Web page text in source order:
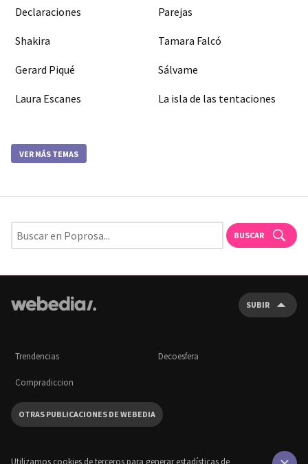
Declaraciones Parejas
Shakira Tamara Falcó
Gerard Piqué Sálvame
Laura Escanes La isla de las tentaciones
VER MÁS TEMAS
BUSCAR
SUBIR
Trendencias Decoesfera
Compradiccion
OTRAS PUBLICACIONES DE WEBEDIA
Utilizamos cookies de terceros para generar estadísticas de